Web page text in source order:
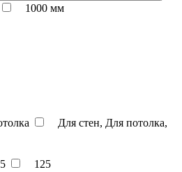
1000 мм
Для стен, Для потолка,
125